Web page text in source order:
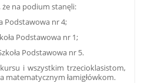
na podium stanęli:
Podstawowa nr 4;
Podstawowa nr 1;
Podstawowa nr 5.
i wszystkim trzecioklasistom,
matematycznym łamigłówkom.